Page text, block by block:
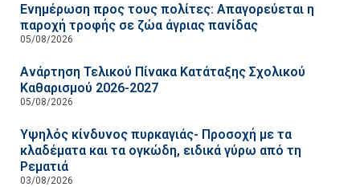
Ενημέρωση προς τους πολίτες: Απαγορεύεται η
παροχή τροφής σε ζώα άγριας πανίδας
05/08/2026
Ανάρτηση Τελικού Πίνακα Κατάταξης Σχολικού
Καθαρισμού 2026-2027
05/08/2026
Υψηλός κίνδυνος πυρκαγιάς- Προσοχή με τα
κλαδέματα και τα ογκώδη, ειδικά γύρω από τη
Ρεματιά
03/08/2026